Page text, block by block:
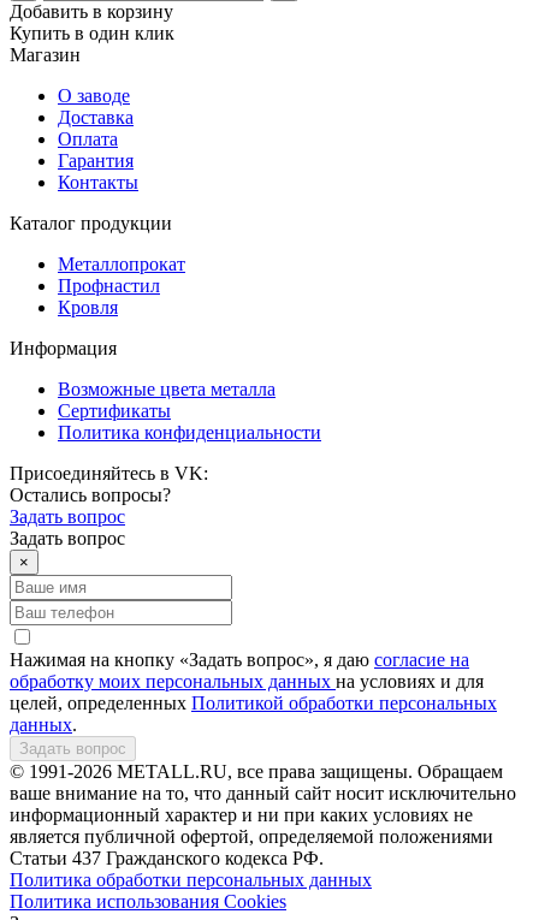
Добавить в корзину
Купить в один клик
Магазин
О заводе
Доставка
Оплата
Гарантия
Контакты
Каталог продукции
Металлопрокат
Профнастил
Кровля
Информация
Возможные цвета металла
Сертификаты
Политика конфиденциальности
Присоединяйтесь в VK:
Остались вопросы?
Задать вопрос
Задать вопрос
×
Нажимая на кнопку «Задать вопрос», я даю согласие на
обработку моих персональных данных на условиях и для
целей, определенных Политикой обработки персональных
данных.
Задать вопрос
© 1991-2026 METALL.RU, все права защищены. Обращаем
ваше внимание на то, что данный сайт носит исключительно
информационный характер и ни при каких условиях не
является публичной офертой, определяемой положениями
Статьи 437 Гражданского кодекса РФ.
Политика обработки персональных данных
Политика использования Сookies